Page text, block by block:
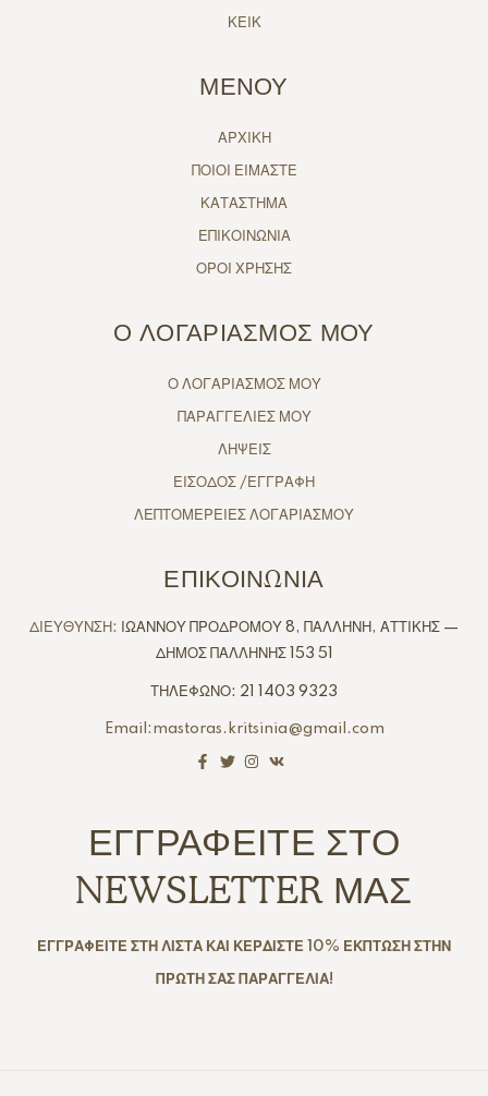
ΚΕΙΚ
ΜΕΝΟΥ
ΑΡΧΙΚΗ
ΠΟΙΟΙ ΕΙΜΑΣΤΕ
ΚΑΤΑΣΤΗΜΑ
ΕΠΙΚΟΙΝΩΝΙΑ
ΟΡΟΙ ΧΡΗΣΗΣ
Ο ΛΟΓΑΡΙΑΣΜΟΣ ΜΟΥ
Ο ΛΟΓΑΡΙΑΣΜΟΣ ΜΟΥ
ΠΑΡΑΓΓΕΛΙΕΣ ΜΟΥ
ΛΗΨΕΙΣ
ΕΙΣΟΔΟΣ /ΕΓΓΡΑΦΗ
ΛΕΠΤΟΜΕΡΕΙΕΣ ΛΟΓΑΡΙΑΣΜΟΥ
ΕΠΙΚΟΙΝΩΝΙΑ
ΔΙΕΥΘΥΝΣΗ:
ΙΩΑΝΝΟΥ ΠΡΟΔΡΟΜΟΥ 8, ΠΑΛΛΗΝΗ, ΑΤΤΙΚΗΣ —
ΔΗΜΟΣ ΠΑΛΛΗΝΗΣ 153 51
ΤΗΛΕΦΩΝΟ: 21 1403 9323
Email:mastoras.kritsinia@gmail.com
ΕΓΓΡΑΦΕΙΤΕ ΣΤΟ
NEWSLETTER ΜΑΣ
ΕΓΓΡΑΦΕΙΤΕ ΣΤΗ ΛΙΣΤΑ ΚΑΙ ΚΕΡΔΙΣΤΕ 10% ΕΚΠΤΩΣΗ ΣΤΗΝ
ΠΡΩΤΗ ΣΑΣ ΠΑΡΑΓΓΕΛΙΑ!